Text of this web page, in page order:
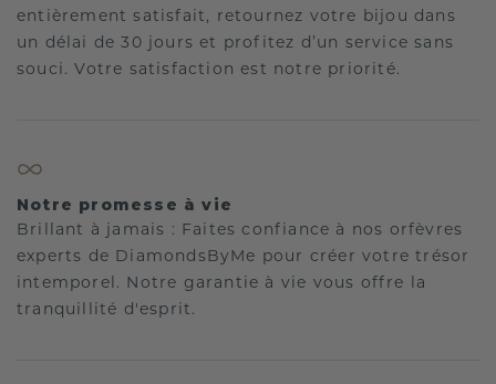
entièrement satisfait, retournez votre bijou dans
un délai de 30 jours et profitez d’un service sans
souci. Votre satisfaction est notre priorité.
Notre promesse à vie
Brillant à jamais : Faites confiance à nos orfèvres
experts de DiamondsByMe pour créer votre trésor
intemporel. Notre garantie à vie vous offre la
tranquillité d'esprit.